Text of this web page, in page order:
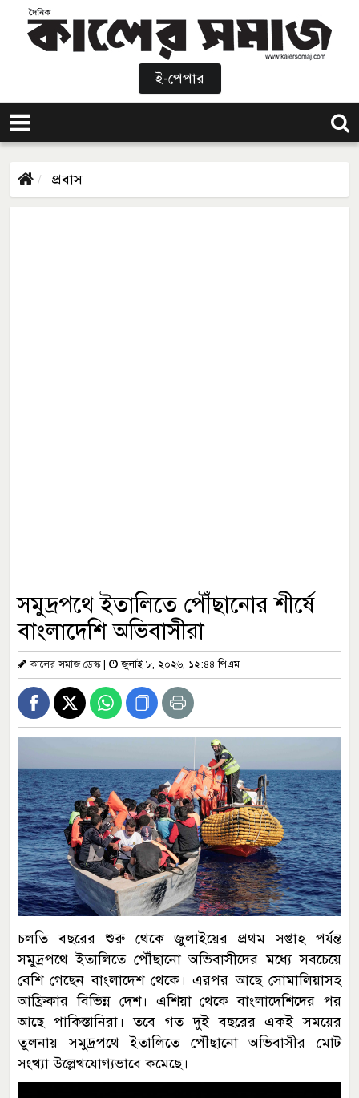
ই-পেপার
প্রবাস
সমুদ্রপথে ইতালিতে পৌঁছানোর শীর্ষে
বাংলাদেশি অভিবাসীরা
কালের সমাজ ডেস্ক| জুলাই ৮, ২০২৬, ১২:৪৪ পিএম
চলতি বছরের শুরু থেকে জুলাইয়ের প্রথম সপ্তাহ পর্যন্ত
সমুদ্রপথে ইতালিতে পৌঁছানো অভিবাসীদের মধ্যে সবচেয়ে
বেশি গেছেন বাংলাদেশ থেকে। এরপর আছে সোমালিয়াসহ
আফ্রিকার বিভিন্ন দেশ। এশিয়া থেকে বাংলাদেশিদের পর
আছে পাকিস্তানিরা। তবে গত দুই বছরের একই সময়ের
তুলনায় সমুদ্রপথে ইতালিতে পৌঁছানো অভিবাসীর মোট
সংখ্যা উল্লেখযোগ্যভাবে কমেছে।